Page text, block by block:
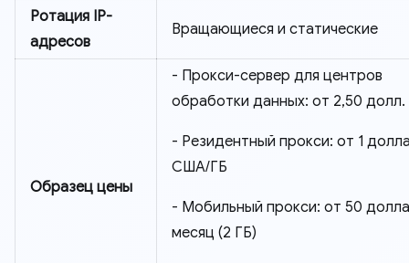
Ротация IP-
адресов
Вращающиеся и статические
Образец цены
- Прокси-сервер для центров
обработки данных: от 2,50
- Резидентный прокси: от 1
США/ГБ
- Мобильный прокси: от 50
месяц (2 ГБ)